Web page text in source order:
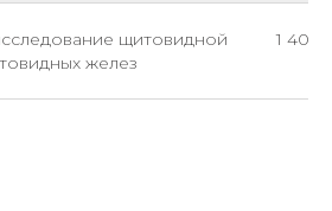
щитовидной
желез
1 400